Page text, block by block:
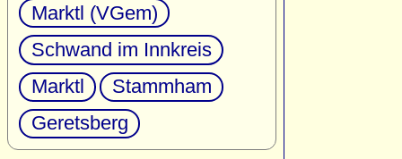
Marktl (VGem)
Schwand im Innkreis
Marktl
Stammham
Geretsberg